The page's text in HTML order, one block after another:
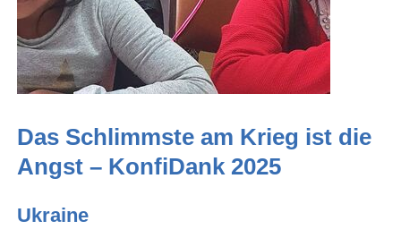
Das Schlimmste am Krieg ist die
Angst – KonfiDank 2025
Ukraine